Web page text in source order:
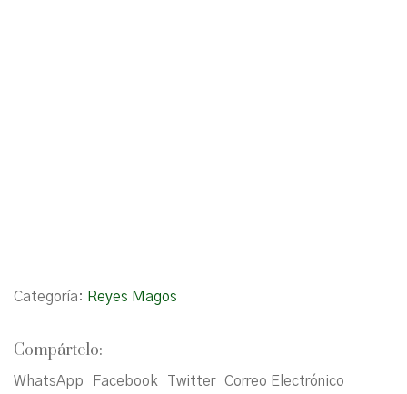
Categoría: Reyes Magos
Compártelo:
WhatsApp Facebook Twitter Correo Electrónico